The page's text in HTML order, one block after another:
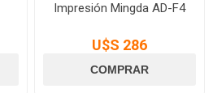
Impresión Mingda AD-F4
U$S 286